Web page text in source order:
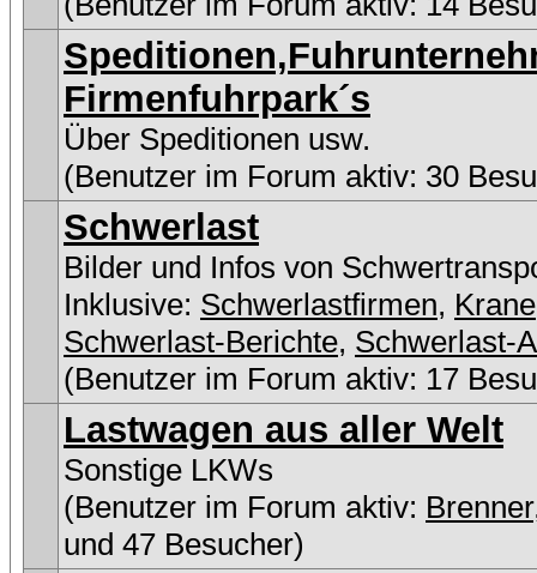
Firmenfuhrpark´s
Über Speditionen usw.
(Benutzer im Forum aktiv: 30
Schwerlast
Bilder und Infos von
Inklusive: Schwerlastfirmen, Krane
Schwerlast-Berichte, Schwerlast-
(Benutzer im Forum aktiv: 17
Lastwagen aus aller Welt
Sonstige LKWs
(Benutzer im Forum aktiv: Brenner
und 47 Besucher)